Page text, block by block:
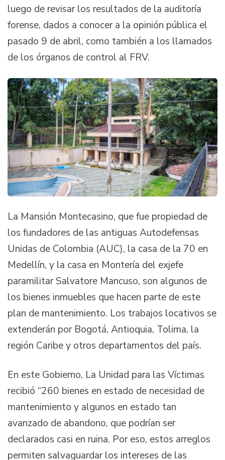
luego de revisar los resultados de la auditoría
forense, dados a conocer a la opinión pública el
pasado 9 de abril, como también a los llamados
de los órganos de control al FRV.
La Mansión Montecasino, que fue propiedad de
los fundadores de las antiguas Autodefensas
Unidas de Colombia (AUC), la casa de la 70 en
Medellín, y la casa en Montería del exjefe
paramilitar Salvatore Mancuso, son algunos de
los bienes inmuebles que hacen parte de este
plan de mantenimiento. Los trabajos locativos se
extenderán por Bogotá, Antioquia, Tolima, la
región Caribe y otros departamentos del país.
En este Gobierno, La Unidad para las Víctimas
recibió “260 bienes en estado de necesidad de
mantenimiento y algunos en estado tan
avanzado de abandono, que podrían ser
declarados casi en ruina. Por eso, estos arreglos
permiten salvaguardar los intereses de las